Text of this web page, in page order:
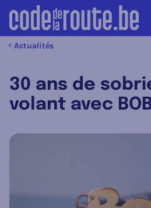
Actualités
30 ans de
volant avec